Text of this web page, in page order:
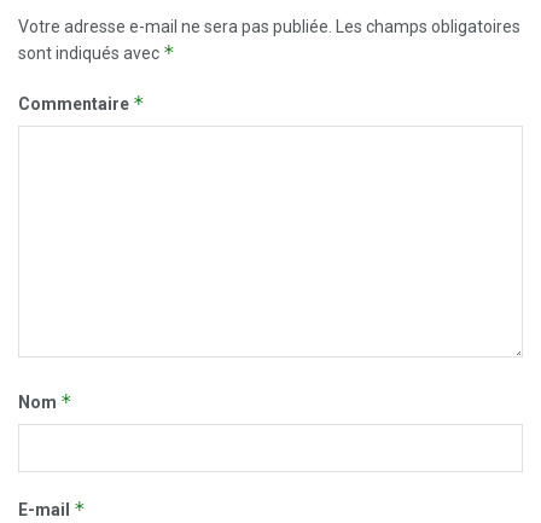
Votre adresse e-mail ne sera pas publiée. Les champs obligatoires
sont indiqués avec *
Commentaire *
Nom *
E-mail *